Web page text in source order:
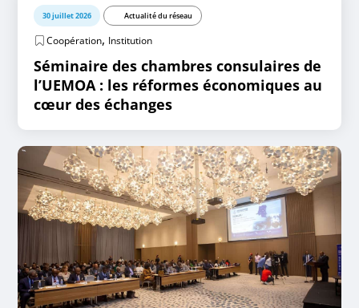
30 juillet 2026 Actualité du réseau
Coopération, Institution
Séminaire des chambres consulaires de
l’UEMOA : les réformes économiques au
cœur des échanges